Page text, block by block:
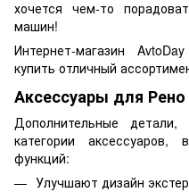
хочется чем-то
машин!
Интернет-магазин
купить отличный
Аксессуары для
Дополнительные
категории аксессуаров,
функций:
Улучшают дизайн